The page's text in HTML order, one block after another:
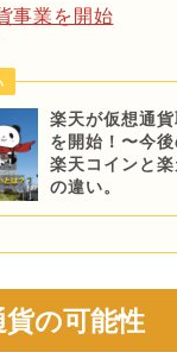
事業を開始
楽天が仮想通
を開始！〜今
楽天コインと楽
の違い。
の可能性